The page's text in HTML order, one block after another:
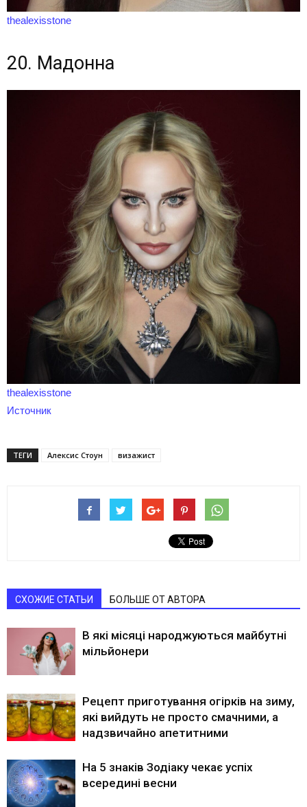
thealexisstone
20. Мадонна
thealexisstone
Источник
ТЕГИ Алексис Стоун визажист
СХОЖИЕ СТАТЬИ БОЛЬШЕ ОТ АВТОРА
В які місяці народжуються майбутні
мільйонери
Рецепт приготування огірків на зиму,
які вийдуть не просто смачними, а
надзвичайно апетитними
На 5 знаків Зодіаку чекає успіх
всередині весни